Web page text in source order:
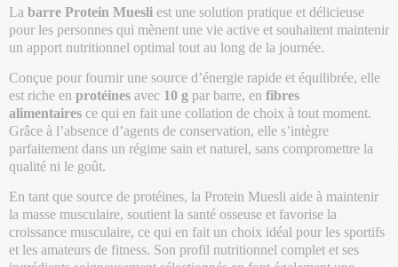
La barre Protein Muesli est une solution pratique et délicieuse
pour les personnes qui mènent une vie active et souhaitent maintenir
un apport nutritionnel optimal tout au long de la journée.
Conçue pour fournir une source d’énergie rapide et équilibrée, elle
est riche en protéines avec 10 g par barre, en fibres
alimentaires ce qui en fait une collation de choix à tout moment.
Grâce à l’absence d’agents de conservation, elle s’intègre
parfaitement dans un régime sain et naturel, sans compromettre la
qualité ni le goût.
En tant que source de protéines, la Protein Muesli aide à maintenir
la masse musculaire, soutient la santé osseuse et favorise la
croissance musculaire, ce qui en fait un choix idéal pour les sportifs
et les amateurs de fitness. Son profil nutritionnel complet et ses